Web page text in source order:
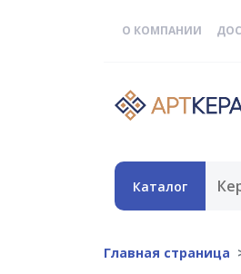
О КОМПАНИИ
Каталог
Главная страница